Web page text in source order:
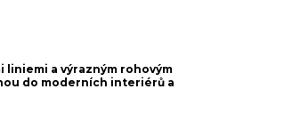
liniemi a výrazným rohovým
do moderních interiérů a